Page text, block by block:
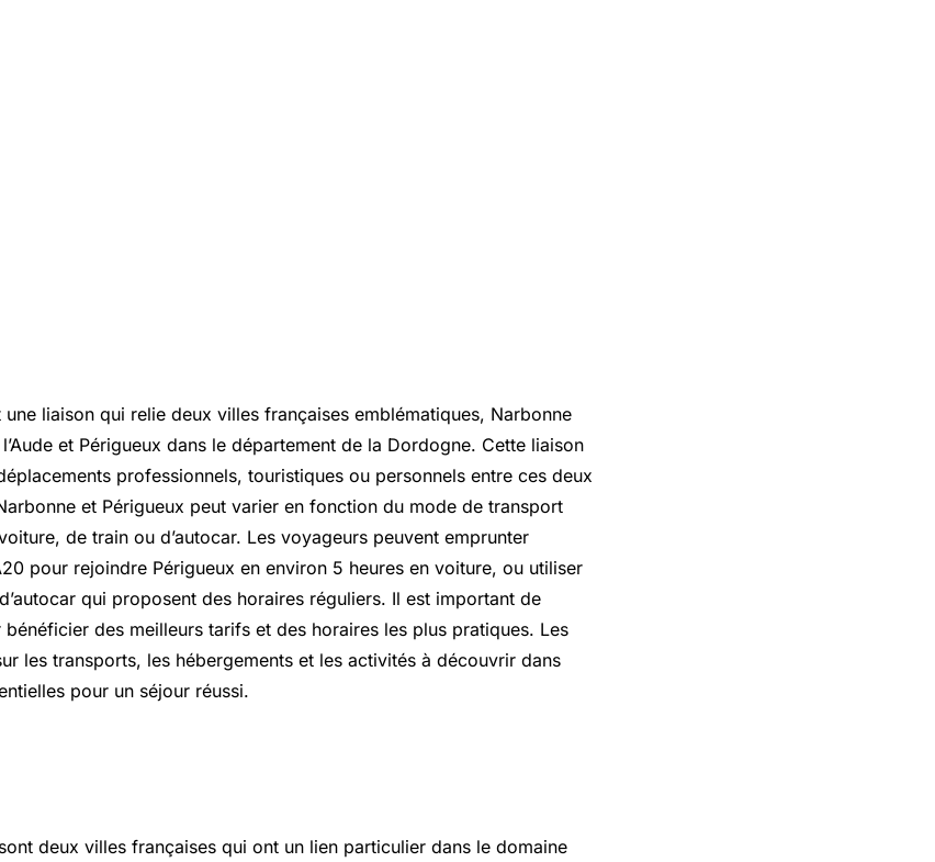
une liaison qui relie deux villes françaises emblématiques, Narbonne
et Périgueux dans le département de la Dordogne. Cette liaison
professionnels, touristiques ou personnels entre ces deux
et Périgueux peut varier en fonction du mode de transport
de train ou d’autocar. Les voyageurs peuvent emprunter
pour rejoindre Périgueux en environ 5 heures en voiture, ou utiliser
qui proposent des horaires réguliers. Il est important de
bénéficier des meilleurs tarifs et des horaires les plus pratiques. Les
les transports, les hébergements et les activités à découvrir dans
pour un séjour réussi.
deux villes françaises qui ont un lien particulier dans le domaine